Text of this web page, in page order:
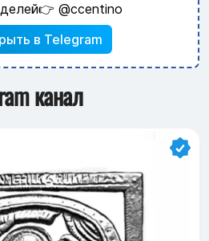
@ccentino
в Telegram
канал